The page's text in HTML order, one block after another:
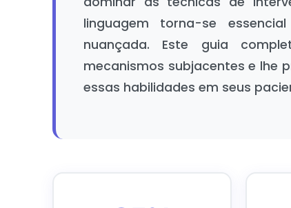
linguagem torna-se
nuançada. Este guia
mecanismos subjacentes e lhe
essas habilidades em seus